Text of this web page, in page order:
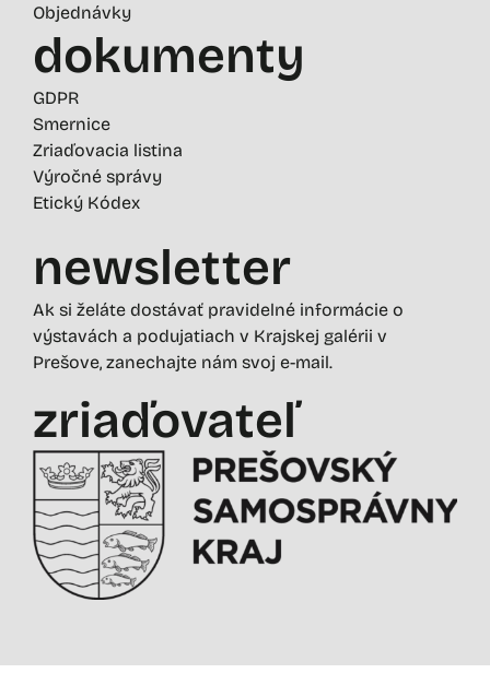
Objednávky
dokumenty
GDPR
Smernice
Zriaďovacia listina
Výročné správy
Etický Kódex
newsletter
Ak si želáte dostávať pravidelné informácie o
výstavách a podujatiach v Krajskej galérii v
Prešove, zanechajte nám svoj e-mail.
zriaďovateľ